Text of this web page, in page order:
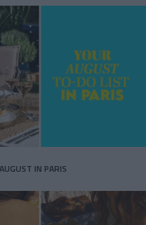
IN PARIS